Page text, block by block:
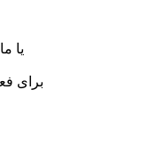
یا
برای